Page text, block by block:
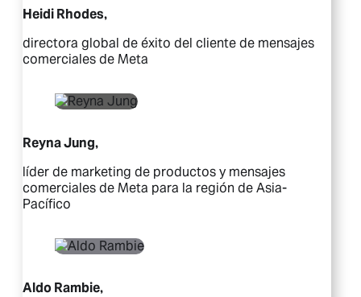
Heidi Rhodes,
directora global de éxito del cliente de mensajes
comerciales de Meta
Reyna Jung,
líder de marketing de productos y mensajes
comerciales de Meta para la región de Asia-
Pacífico
Aldo Rambie,